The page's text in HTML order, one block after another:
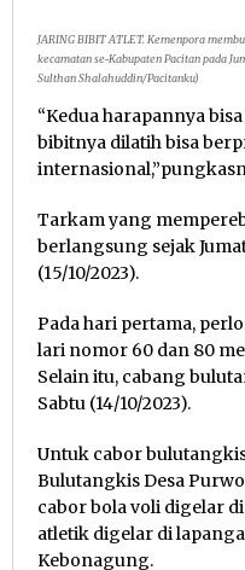
JARING BIBIT ATLET. Kemenpora
kecamatan se-Kabupaten Pacitan pada
Sulthan Shalahuddin/Pacitanku)
“Kedua harapannya
bibitnya dilatih bisa
Tarkam yang
berlangsung sejak
(15/10/2023).
Pada hari pertama,
lari nomor 60 dan 80
Selain itu, cabang
Sabtu (14/10/2023).
Untuk cabor
Bulutangkis Desa
cabor bola voli digelar
atletik digelar di
Kebonagung.